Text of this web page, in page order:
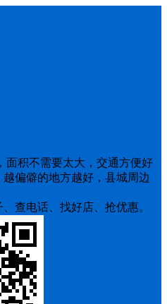
面积不需要太大，交通方便好
偏僻的地方越好，县城周边
查电话、找好店、抢优惠。